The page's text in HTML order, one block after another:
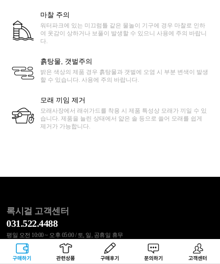
구매하기 관련상품 상품후기 문의하기 고객센터
마찰 주의
워터파크에 있는 미끄럼틀 같은 물놀이 기구에 경우 마찰로 인하
여 옷감이 상하거나 보풀이 발생할 수 있으니 사용에 주의 바랍니
다.
흙탕물, 갯벌주의
밝은 색상의 제품 경우 흙탕물과 갯벌에 오염 시 부분 변색이 발생
할 수 있습니다. 사용에 주의 바랍니다.
모래 끼임 제거
모래사장에서 래쉬가드를 착용 시 제품 특성상 모래가 끼일 수 있
습니다. 제품을 늘린 상태에서 얇은 솔 등으로 쓸어 모래를 쉽게
제거가 가능합니다.
록시걸 고객센터
031.522.4488
평일 오전 10:00 ~ 오후 05:00 / 토, 일, 공휴일 휴무
점심 오후 12:00 ~ 오후 01:00
반품 주소 : 서울시 송파구 동남로 20길 53 1층 CJ대한통운 록시걸